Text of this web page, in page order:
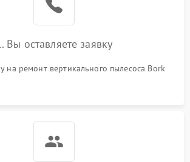
Вы оставляете заявку
на ремонт вертикального пылесоса Bork